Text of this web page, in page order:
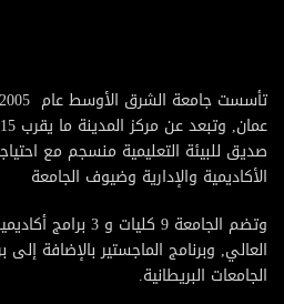
صديق للبيئة التعليمية منسجم مع
الأكاديمية والإدارية وضيوف الجامعة
وتضم الجامعة 9
العالي, وبرنامج الماجستير بالإضافة
الجامعات البريطانية.